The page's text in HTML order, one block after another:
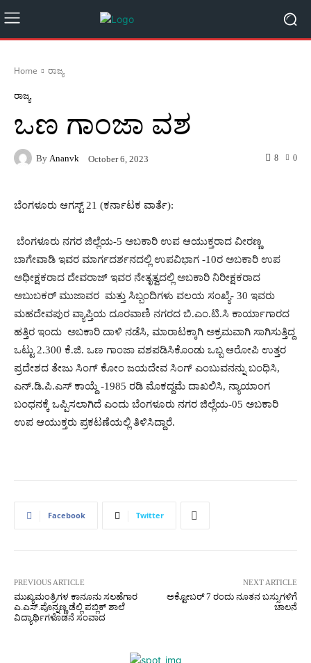
Home ರಾಜ್ಯ
ರಾಜ್ಯ
ಒಣ ಗಾಂಜಾ ವಶ
By Ananvk October 6, 2023 0
8
ಬೆಂಗಳೂರು ಆಗಸ್ಟ್ 21 (ಕರ್ನಾಟಕ ವಾರ್ತೆ):
ಬೆಂಗಳೂರು ನಗರ ಜಿಲ್ಲೆಯ-5 ಅಬಕಾರಿ ಉಪ ಆಯುಕ್ತರಾದ ವೀರಣ್ಣ
ಬಾಗೇವಾಡಿ ಇವರ ಮಾರ್ಗದರ್ಶನದಲ್ಲಿ ಉಪವಿಭಾಗ -10ರ ಅಬಕಾರಿ ಉಪ
ಅಧೀಕ್ಷಕರಾದ ದೇವರಾಜ್ ಇವರ ನೇತೃತ್ವದಲ್ಲಿ ಅಬಕಾರಿ ನಿರೀಕ್ಷಕರಾದ
ಅಬುಬಕರ್ ಮುಜಾವರ ಮತ್ತು ಸಿಬ್ಬಂದಿಗಳು ವಲಯ ಸಂಖ್ಯೆ- 30 ಇವರು
ಮಹದೇವಪುರ ವ್ಯಾಪ್ತಿಯ ದೂರವಾಣಿ ನಗರದ ಬಿ.ಎಂ.ಟಿ.ಸಿ ಕಾರ್ಯಾಗಾರದ
ಹತ್ತಿರ ಇಂದು ಅಬಕಾರಿ ದಾಳಿ ನಡೆಸಿ, ಮಾರಾಟಕ್ಕಾಗಿ ಅಕ್ರಮವಾಗಿ ಸಾಗಿಸುತ್ತಿದ್ದ
ಒಟ್ಟು 2.300 ಕೆ.ಜಿ. ಒಣ ಗಾಂಜಾ ವಶಪಡಿಸಿಕೊಂಡು ಒಬ್ಬ ಆರೋಪಿ ಉತ್ತರ
ಪ್ರದೇಶದ ತೇಜು ಸಿಂಗ್ ಕೋಂ ಜಯದೇವ ಸಿಂಗ್ ಎಂಬುವನನ್ನು ಬಂಧಿಸಿ,
ಎನ್.ಡಿ.ಪಿ.ಎಸ್ ಕಾಯ್ದೆ -1985 ರಡಿ ಮೊಕದ್ದಮೆ ದಾಖಲಿಸಿ, ನ್ಯಾಯಾಂಗ
ಬಂಧನಕ್ಕೆ ಒಪ್ಪಿಸಲಾಗಿದೆ ಎಂದು ಬೆಂಗಳೂರು ನಗರ ಜಿಲ್ಲೆಯ-05 ಅಬಕಾರಿ
ಉಪ ಆಯುಕ್ತರು ಪ್ರಕಟಣೆಯಲ್ಲಿ ತಿಳಿಸಿದ್ದಾರೆ.
Facebook Twitter
PREVIOUS ARTICLE
ಮುಖ್ಯಮಂತ್ರಿಗಳ ಕಾನೂನು ಸಲಹೆಗಾರ
ಎ.ಎಸ್.ಪೊನ್ನಣ್ಣ ಡೆಲ್ಲಿ ಪಬ್ಲಿಕ್ ಶಾಲೆ
ವಿದ್ಯಾರ್ಥಿಗಳೊಡನೆ ಸಂವಾದ
NEXT ARTICLE
ಅಕ್ಟೋಬರ್ 7 ರಂದು ನೂತನ ಬಸ್ಸುಗಳಿಗೆ
ಚಾಲನೆ